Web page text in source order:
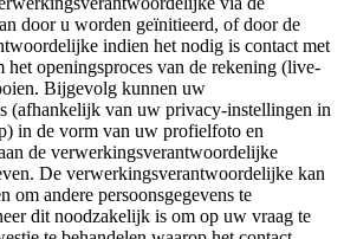
door u worden geïnitieerd, of door de
indien het nodig is contact met
het openingsproces van de rekening (live-
Bijgevolg kunnen uw
(afhankelijk van uw privacy-instellingen in
in de vorm van uw profielfoto en
de verwerkingsverantwoordelijke
De verwerkingsverantwoordelijke kan
om andere persoonsgegevens te
dit noodzakelijk is om op uw vraag te